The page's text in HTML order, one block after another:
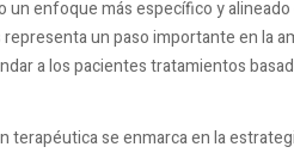
enfoque más específico y
un paso importante en la
a los pacientes tratamientos
terapéutica se enmarca en la